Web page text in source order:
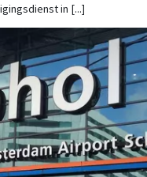
in [...]